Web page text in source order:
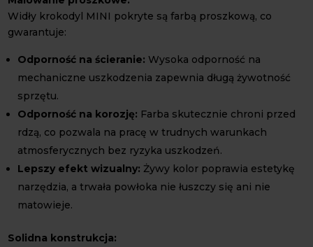
Widły krokodyl MINI pokryte są farbą proszkową, co
gwarantuje:
Odporność na ścieranie: Wysoka odporność na
mechaniczne uszkodzenia zapewnia długą żywotność
sprzętu.
Odporność na korozję: Farba skutecznie chroni przed
rdzą, co pozwala na pracę w trudnych warunkach
atmosferycznych bez ryzyka uszkodzeń.
Lepszy efekt wizualny: Żywy kolor poprawia estetykę
narzędzia, a trwała powłoka nie łuszczy się ani nie
matowieje.
Solidna konstrukcja: